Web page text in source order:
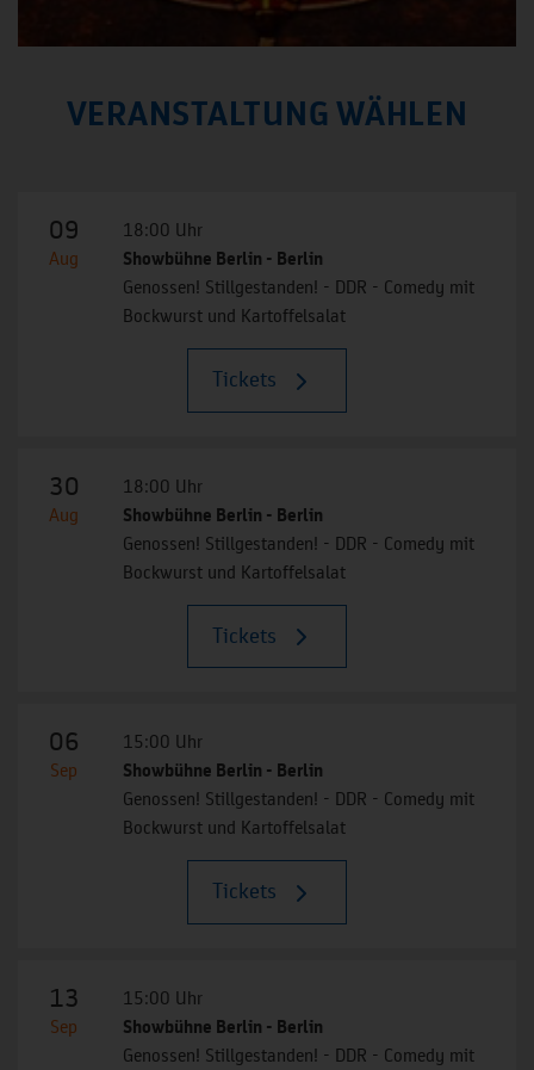
VERANSTALTUNG WÄHLEN
09
Aug
18:00 Uhr
Showbühne Berlin - Berlin
Genossen! Stillgestanden! - DDR - Comedy mit
Bockwurst und Kartoffelsalat
Tickets
30
Aug
18:00 Uhr
Showbühne Berlin - Berlin
Genossen! Stillgestanden! - DDR - Comedy mit
Bockwurst und Kartoffelsalat
Tickets
06
Sep
15:00 Uhr
Showbühne Berlin - Berlin
Genossen! Stillgestanden! - DDR - Comedy mit
Bockwurst und Kartoffelsalat
Tickets
13
Sep
15:00 Uhr
Showbühne Berlin - Berlin
Genossen! Stillgestanden! - DDR - Comedy mit